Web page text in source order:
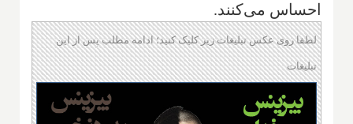
احساس می‌کنند.
لطفا روی عکس تبلیغات زیر کلیک کنید؛ ادامه مطلب پس از این
تبلیغات